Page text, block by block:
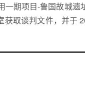
期项目-鲁国故城
取谈判文件，并于